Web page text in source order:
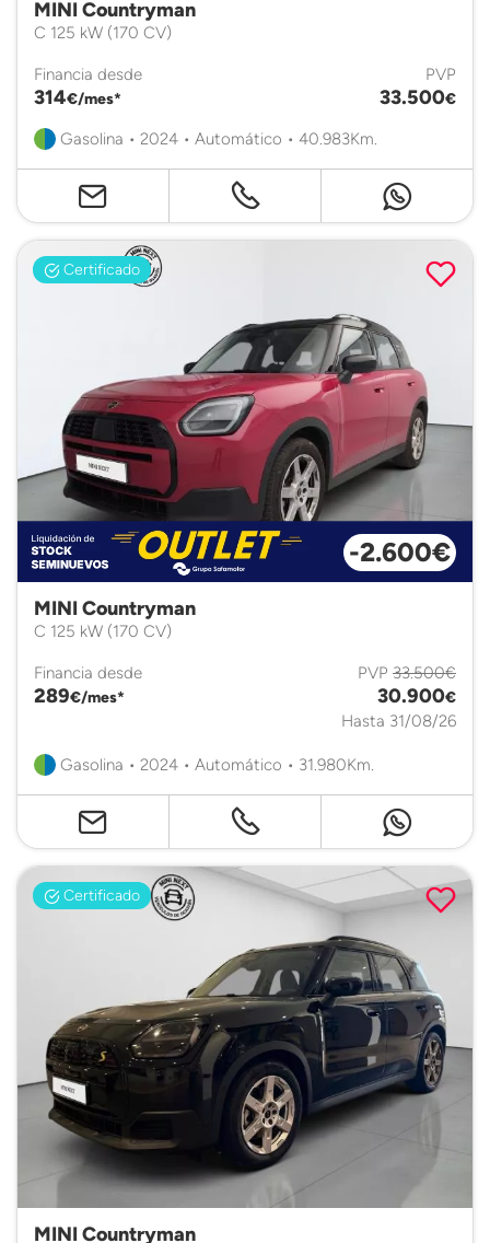
MINI Countryman
C 125 kW (170 CV)
Financia desde
314€/mes*
PVP
33.500€
Gasolina • 2024 • Automático • 40.983Km.
Certificado
-2.600€
MINI Countryman
C 125 kW (170 CV)
Financia desde
289€/mes*
PVP 33.500€
30.900€
Hasta 31/08/26
Gasolina • 2024 • Automático • 31.980Km.
Certificado
MINI Countryman